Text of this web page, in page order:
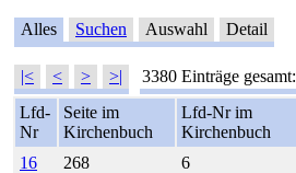
Alles Suchen Auswahl Detail
|< < > >| 3380 Einträge gesamt:
Lfd-
Nr
Seite im
Kirchenbuch
Lfd-Nr im
Kirchenbuch
16
268 6